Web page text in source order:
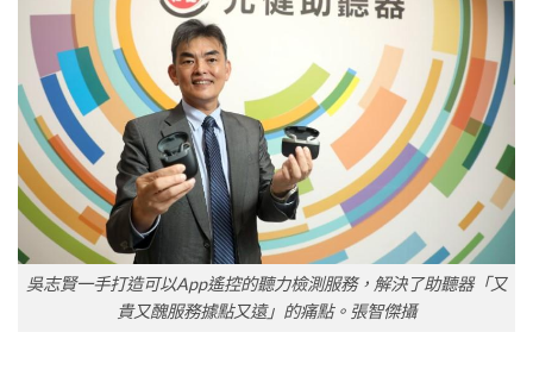
吳志賢一手打造可以App遙控的聽力檢測服務，解決了助聽器「又
貴又醜服務據點又遠」的痛點。張智傑攝